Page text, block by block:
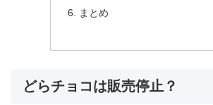
まとめ
どらチョコは販売停止？